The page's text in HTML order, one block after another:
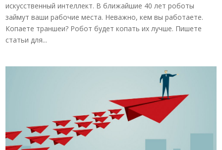
искусственный интеллект. В ближайшие 40 лет роботы
займут ваши рабочие места. Неважно, кем вы работаете.
Копаете траншеи? Робот будет копать их лучше. Пишете
статьи для...